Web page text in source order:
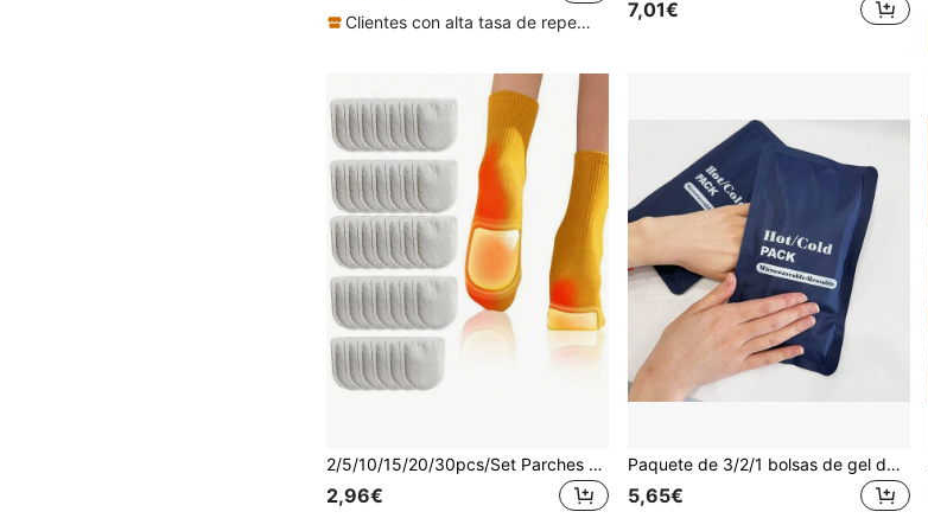
Clientes con alta tasa de repetición
7,01€
2/5/10/15/20/30pcs/Set Parches Calentadores para Pies Invierno Anti-Frío Calentamiento Corporal Calentamiento Rápido Larga Duración Portátil Desechable Parches Autocalentables
2,96€
Paquete de 3/2/1 bolsas de gel de hielo, compresas suaves reutilizables de calor y frío, alivian el dolor articular y muscular, alivio flexible para lesiones de hombro, espalda, rodilla, cuello y tobillo
5,65€